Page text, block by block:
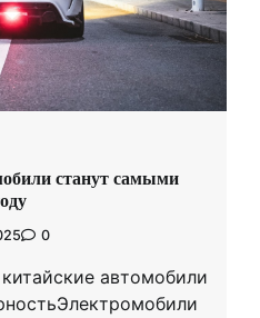
станут самыми
0
автомобили